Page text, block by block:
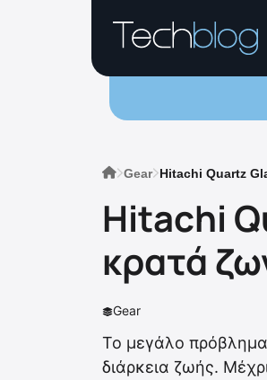
Gear Hitachi Quartz
Hitachi
κρατά
Gear
Το μεγάλο πρόβλημα
διάρκεια ζωής.